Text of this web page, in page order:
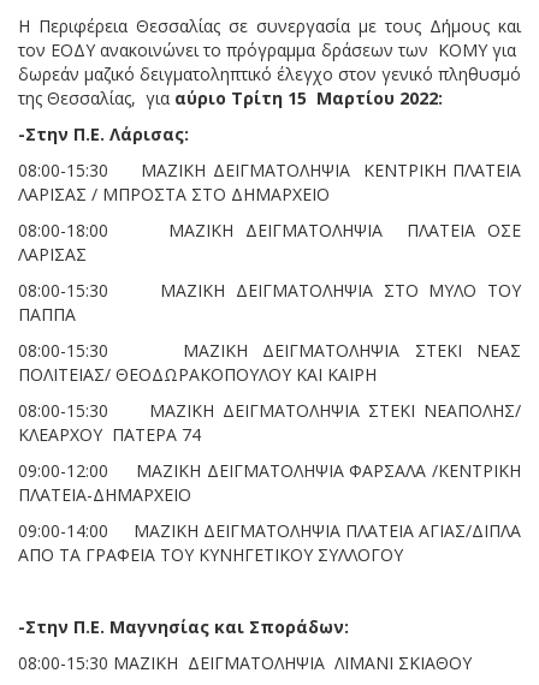
Η Περιφέρεια Θεσσαλίας σε συνεργασία με τους Δήμους και
τον ΕΟΔΥ ανακοινώνει το πρόγραμμα δράσεων των ΚΟΜΥ για
δωρεάν μαζικό δειγματοληπτικό έλεγχο στον γενικό πληθυσμό
της Θεσσαλίας, για αύριο Τρίτη 15 Μαρτίου 2022:
-Στην Π.Ε. Λάρισας:
08:00-15:30 ΜΑΖΙΚΗ ΔΕΙΓΜΑΤΟΛΗΨΙΑ ΚΕΝΤΡΙΚΗ ΠΛΑΤΕΙΑ
ΛΑΡΙΣΑΣ / ΜΠΡΟΣΤΑ ΣΤΟ ΔΗΜΑΡΧΕΙΟ
08:00-18:00 ΜΑΖΙΚΗ ΔΕΙΓΜΑΤΟΛΗΨΙΑ ΠΛΑΤΕΙΑ ΟΣΕ
ΛΑΡΙΣΑΣ
08:00-15:30 ΜΑΖΙΚΗ ΔΕΙΓΜΑΤΟΛΗΨΙΑ ΣΤΟ ΜΥΛΟ ΤΟΥ
ΠΑΠΠΑ
08:00-15:30 ΜΑΖΙΚΗ ΔΕΙΓΜΑΤΟΛΗΨΙΑ ΣΤΕΚΙ ΝΕΑΣ
ΠΟΛΙΤΕΙΑΣ/ ΘΕΟΔΩΡΑΚΟΠΟΥΛΟΥ ΚΑΙ ΚΑΙΡΗ
08:00-15:30 ΜΑΖΙΚΗ ΔΕΙΓΜΑΤΟΛΗΨΙΑ ΣΤΕΚΙ ΝΕΑΠΟΛΗΣ/
ΚΛΕΑΡΧΟΥ ΠΑΤΕΡΑ 74
09:00-12:00 ΜΑΖΙΚΗ ΔΕΙΓΜΑΤΟΛΗΨΙΑ ΦΑΡΣΑΛΑ /ΚΕΝΤΡΙΚΗ
ΠΛΑΤΕΙΑ-ΔΗΜΑΡΧΕΙΟ
09:00-14:00 ΜΑΖΙΚΗ ΔΕΙΓΜΑΤΟΛΗΨΙΑ ΠΛΑΤΕΙΑ ΑΓΙΑΣ/ΔΙΠΛΑ
ΑΠΟ ΤΑ ΓΡΑΦΕΙΑ ΤΟΥ ΚΥΝΗΓΕΤΙΚΟΥ ΣΥΛΛΟΓΟΥ
-Στην Π.Ε. Μαγνησίας και Σποράδων:
08:00-15:30 ΜΑΖΙΚΗ ΔΕΙΓΜΑΤΟΛΗΨΙΑ ΛΙΜΑΝΙ ΣΚΙΑΘΟΥ